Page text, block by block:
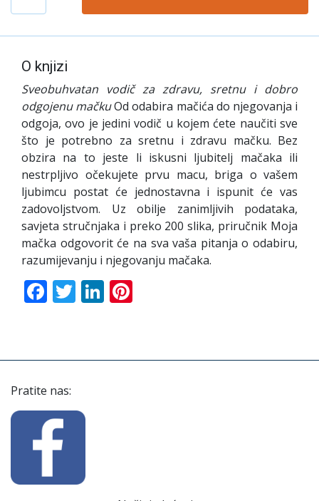
O knjizi
Sveobuhvatan vodič za zdravu, sretnu i dobro
odgojenu mačkuOd odabira mačića do njegovanja i
odgoja, ovo je jedini vodič u kojem ćete naučiti sve
što je potrebno za sretnu i zdravu mačku. Bez
obzira na to jeste li iskusni ljubitelj mačaka ili
nestrpljivo očekujete prvu macu, briga o vašem
ljubimcu postat će jednostavna i ispunit će vas
zadovoljstvom. Uz obilje zanimljivih podataka,
savjeta stručnjaka i preko 200 slika, priručnik Moja
mačka odgovorit će na sva vaša pitanja o odabiru,
razumijevanju i njegovanju mačaka.
Facebook
TwitterLinkedIn
Pratite nas: